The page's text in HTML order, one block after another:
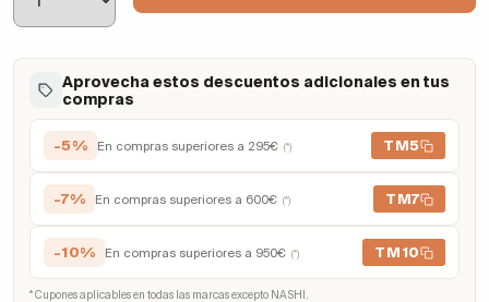
Aprovecha estos descuentos adicionales en tus
compras
-5% En compras superiores a 295€ (*) TM5
-7% En compras superiores a 600€ (*) TM7
-10% En compras superiores a 950€ (*) TM10
* Cupones aplicables en todas las marcas excepto NASHI.